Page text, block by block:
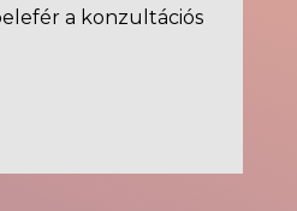
a konzultációs